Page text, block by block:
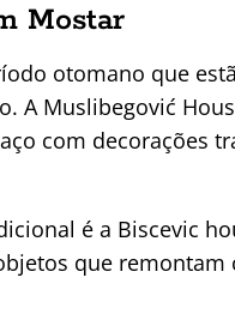
Mostar
otomano que
A Muslibegović
com decorações
é a Biscevic
que remontam